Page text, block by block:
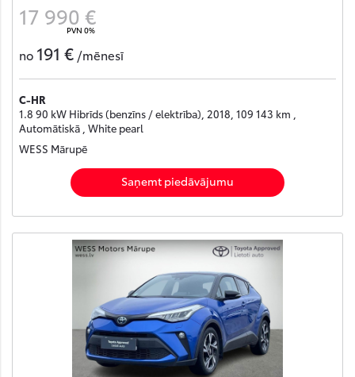
17 990 €
PVN 0%
no 191 € /mēnesī
C-HR
1.8 90 kW Hibrīds (benzīns / elektrība), 2018, 109 143 km ,
Automātiskā , White pearl
WESS Mārupē
Saņemt piedāvājumu